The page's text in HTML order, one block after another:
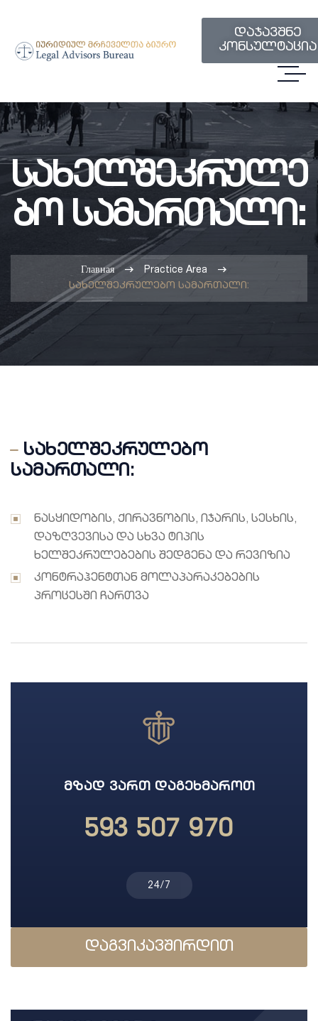
დაჯავშნე
კონსულტაცია
Სახელშეკრულე
Ბო Სამართალი:
Главная
Practice Area
სახელშეკრულებო სამართალი:
სახელშეკრულებო
სამართალი:
ნასყიდობის, ქირავნობის, იჯარის, სესხის,
დაზღვევისა და სხვა ტიპის
ხელშეკრულებების შედგენა და რევიზია
კონტრაჰენტთან მოლაპარაკებების
პროცესში ჩართვა
ᲛᲖᲐᲓ ᲕᲐᲠᲗ ᲓᲐᲒᲔᲮᲛᲐᲠᲝᲗ
593 507 970
24/7
დაგვიკავშირდით